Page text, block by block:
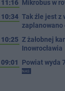
11:16 Mikrobus w
10:34 Tak źle jest z
zaplanowano
10:25 Z żałobnej
Inowrocławia
09:01
Powiat wyda
NAS